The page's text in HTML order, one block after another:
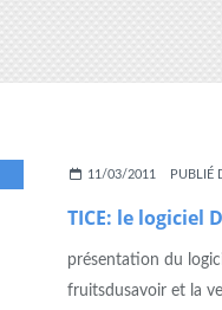
11/03/2011 PUBLIÉ
TICE: le logiciel
présentation du
fruitsdusavoir et la